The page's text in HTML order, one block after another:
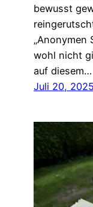
bewusst
„Anonymen
wohl nicht
auf diesem…
Juli 20, 2025